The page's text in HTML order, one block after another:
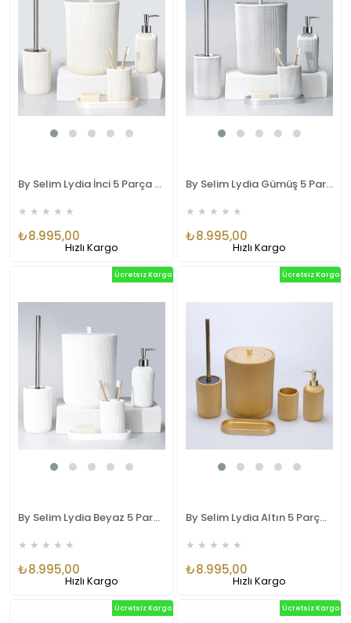
By Selim Lydia İnci 5 Parça Polyester Banyo Seti
★ ★ ★ ★ ★
₺8.995,00
Hızlı Kargo
By Selim Lydia Gümüş 5 Parça Polyester Banyo Seti
★ ★ ★ ★ ★
₺8.995,00
Hızlı Kargo
By Selim Lydia Beyaz 5 Parça Polyester Banyo Seti
★ ★ ★ ★ ★
₺8.995,00
Ücretsiz Kargo
Hızlı Kargo
By Selim Lydia Altın 5 Parça Polyester Banyo Seti
★ ★ ★ ★ ★
₺8.995,00
Ücretsiz Kargo
Hızlı Kargo
Ücretsiz Kargo Ücretsiz Kargo